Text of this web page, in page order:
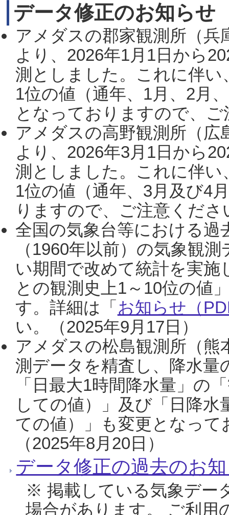
データ修正のお知らせ
アメダスの郡家観測所（
より、2026年1月1日から
測としました。これに伴い
1位の値（通年、1月、2月
となっておりますので、
アメダスの高野観測所（
より、2026年3月1日から
測としました。これに伴い
1位の値（通年、3月及び4
りますので、ご注意くだ
全国の気象台等における過
（1960年以前）の気象観
い期間で改めて統計を実
との観測史上1～10位の値
す。詳細は「 お知らせ（
い。（2025年9月17日）
アメダスの松島観測所（熊
測データを精査し、降水
「日最大1時間降水量」の
しての値）」及び「日降
ての値）」も変更となっ
（2025年8月20日）
データ修正の過去のお
※ 掲載している気象デー
場合があります。 ご利用